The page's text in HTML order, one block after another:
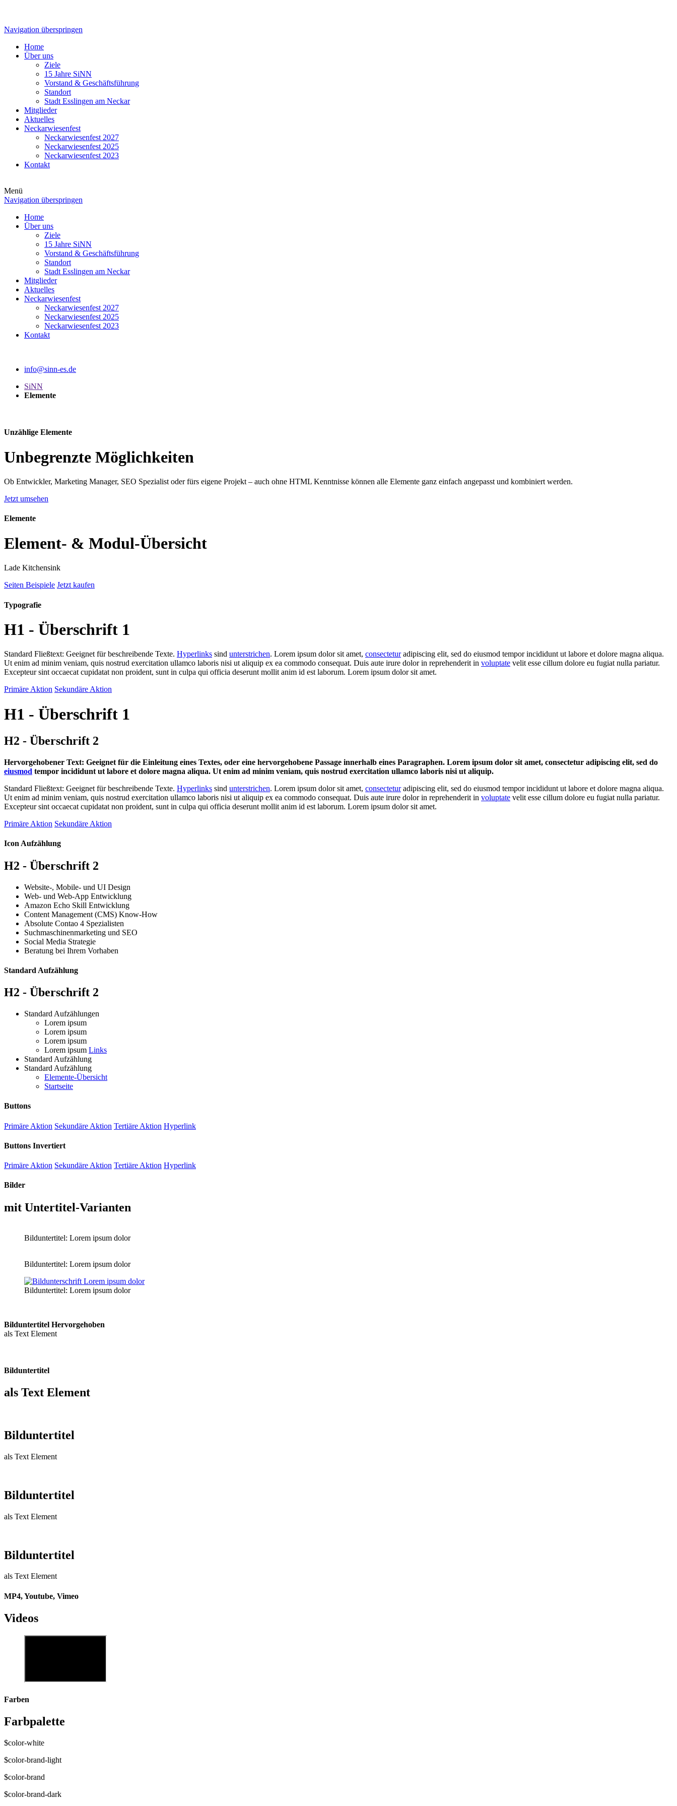
Navigation überspringen
Home
Über uns
Ziele
15 Jahre SiNN
Vorstand & Geschäftsführung
Standort
Stadt Esslingen am Neckar
Mitglieder
Aktuelles
Neckarwiesenfest
Neckarwiesenfest 2027
Neckarwiesenfest 2025
Neckarwiesenfest 2023
Kontakt
Menü
Navigation überspringen
Home
Über uns
Ziele
15 Jahre SiNN
Vorstand & Geschäftsführung
Standort
Stadt Esslingen am Neckar
Mitglieder
Aktuelles
Neckarwiesenfest
Neckarwiesenfest 2027
Neckarwiesenfest 2025
Neckarwiesenfest 2023
Kontakt
info@sinn-es.de
SiNN
Elemente
Unzählige Elemente
Unbegrenzte Möglichkeiten
Ob Entwickler, Marketing Manager, SEO Spezialist oder fürs eigene Projekt – auch ohne HTML Kenntnisse können alle Elemente ganz einfach angepasst und kombiniert werden.
Jetzt umsehen
Elemente
Element- & Modul-Übersicht
Lade Kitchensink
Seiten Beispiele Jetzt kaufen
Typografie
H1 - Überschrift 1
Standard Fließtext: Geeignet für beschreibende Texte. Hyperlinks sind unterstrichen. Lorem ipsum dolor sit amet, consecteturadipiscing elit, sed do eiusmod tempor incididunt ut labore et dolore magna aliqua.
Ut enim ad minim veniam, quis nostrud exercitation ullamco laboris nisi ut aliquip ex ea commodo consequat. Duis aute irure dolor in reprehenderit in voluptate velit esse cillum dolore eu fugiat nulla pariatur.
Excepteur sint occaecat cupidatat non proident, sunt in culpa qui officia deserunt mollit anim id est laborum. Lorem ipsum dolor sit amet.
Primäre Aktion Sekundäre Aktion
H1 - Überschrift 1
H2 - Überschrift 2
Hervorgehobener Text: Geeignet für die Einleitung eines Textes, oder eine hervorgehobene Passage innerhalb eines Paragraphen. Lorem ipsum dolor sit amet, consectetur adipiscing elit, sed do
eiusmod tempor incididunt ut labore et dolore magna aliqua. Ut enim ad minim veniam, quis nostrud exercitation ullamco laboris nisi ut aliquip.
Standard Fließtext: Geeignet für beschreibende Texte. Hyperlinks sind unterstrichen. Lorem ipsum dolor sit amet, consecteturadipiscing elit, sed do eiusmod tempor incididunt ut labore et dolore magna aliqua.
Ut enim ad minim veniam, quis nostrud exercitation ullamco laboris nisi ut aliquip ex ea commodo consequat. Duis aute irure dolor in reprehenderit in voluptate velit esse cillum dolore eu fugiat nulla pariatur.
Excepteur sint occaecat cupidatat non proident, sunt in culpa qui officia deserunt mollit anim id est laborum. Lorem ipsum dolor sit amet.
Primäre Aktion Sekundäre Aktion
Icon Aufzählung
H2 - Überschrift 2
Website-, Mobile- und UI Design
Web- und Web-App Entwicklung
Amazon Echo Skill Entwicklung
Content Management (CMS) Know-How
Absolute Contao 4 Spezialisten
Suchmaschinenmarketing und SEO
Social Media Strategie
Beratung bei Ihrem Vorhaben
Standard Aufzählung
H2 - Überschrift 2
Standard Aufzählungen
Lorem ipsum
Lorem ipsum
Lorem ipsum
Lorem ipsum Links
Standard Aufzählung
Standard Aufzählung
Elemente-Übersicht
Startseite
Buttons
Primäre Aktion Sekundäre Aktion Tertiäre Aktion Hyperlink
Buttons Invertiert
Primäre Aktion Sekundäre Aktion Tertiäre Aktion Hyperlink
Bilder
mit Untertitel-Varianten
Bilduntertitel: Lorem ipsum dolor
Bilduntertitel: Lorem ipsum dolor
Bilduntertitel: Lorem ipsum dolor
Bild­unter­titel Hervorgehoben
als Text Element
Bilduntertitel
als Text Element
Bild­unter­titel
als Text Element
Bild­unter­titel
als Text Element
Bild­unter­titel
als Text Element
MP4, Youtube, Vimeo
Videos
Farben
Farbpalette
$color-white
$color-brand-light
$color-brand
$color-brand-dark